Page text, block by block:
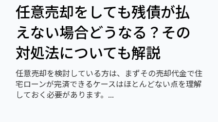
任意売却をしても残債が払
えない場合どうなる？その
対処法についても解説
任意売却を検討している方は、まずその売却代金で住
宅ローンが完済できるケースはほとんどない点を理解
しておく必要があります。...